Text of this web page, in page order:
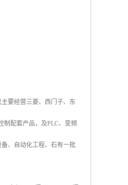
要经营三菱、西门子、东
制配套产品，及PLC、变频
、自动化工程、石有一批